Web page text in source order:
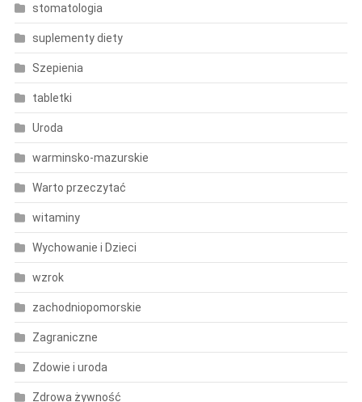
stomatologia
suplementy diety
Szepienia
tabletki
Uroda
warminsko-mazurskie
Warto przeczytać
witaminy
Wychowanie i Dzieci
wzrok
zachodniopomorskie
Zagraniczne
Zdowie i uroda
Zdrowa żywność